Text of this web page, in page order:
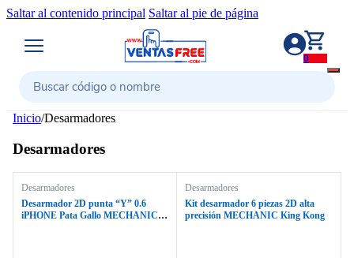
Saltar al contenido principal Saltar al pie de página
Buscar
0
Inicio/Desarmadores
Desarmadores
Desarmadores
Desarmador 2D punta “Y” 0.6
iPHONE Pata Gallo MECHANIC
Desarmadores
Kit desarmador 6 piezas 2D alta
precisión MECHANIC King Kong